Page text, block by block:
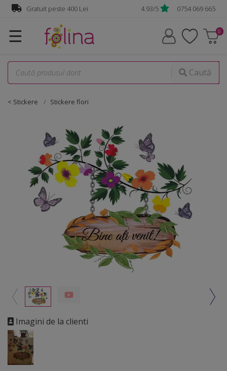
Gratuit peste 400 Lei 4.93/5 0754 069 665
☰
Caută
< Stickere Stickere flori
Imagini de la clienti